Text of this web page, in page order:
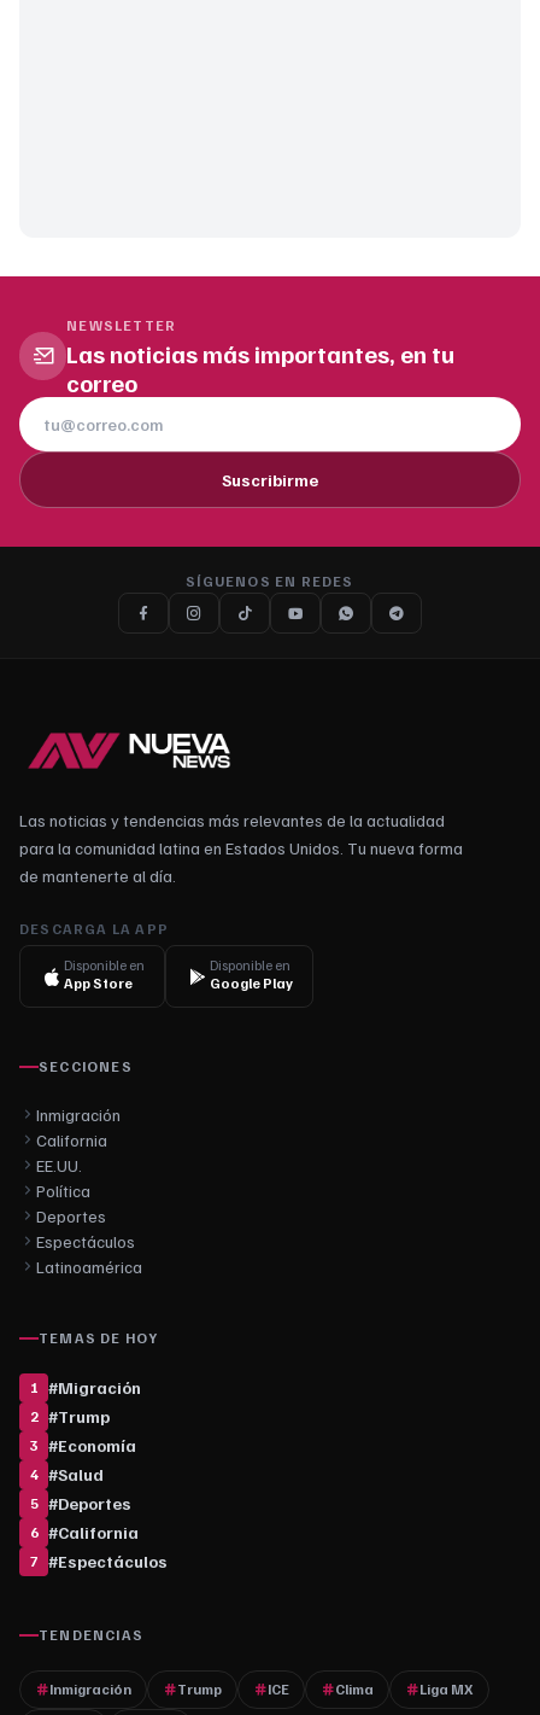
NEWSLETTER
Las noticias más importantes, en tu
correo
Suscribirme
SÍGUENOS EN REDES
Las noticias y tendencias más relevantes de la actualidad
para la comunidad latina en Estados Unidos. Tu nueva forma
de mantenerte al día.
DESCARGA LA APP
Disponible en
App Store
Disponible en
Google Play
SECCIONES
Inmigración
California
EE.UU.
Política
Deportes
Espectáculos
Latinoamérica
TEMAS DE HOY
1 #Migración
2 #Trump
3 #Economía
4 #Salud
5 #Deportes
6 #California
7 #Espectáculos
TENDENCIAS
Inmigración Trump ICE Clima Liga MX